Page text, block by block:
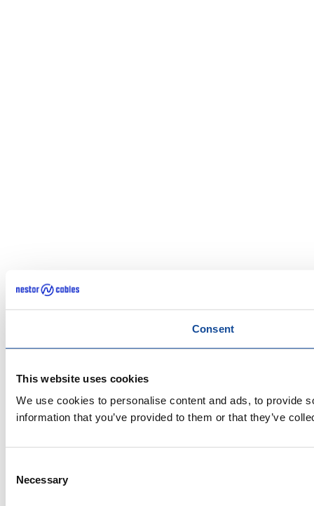
Consent
This website uses cookies
We use cookies to personalise content and ads, to provide
information that you’ve provided to them or that they’ve
Selection
Necessary